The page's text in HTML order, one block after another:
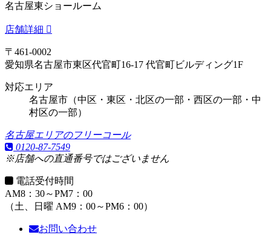
名古屋東ショールーム
店舗詳細
〒461-0002
愛知県名古屋市東区代官町16-17 代官町ビルディング1F
対応エリア
名古屋市（中区・東区・北区の一部・西区の一部・中
村区の一部）
名古屋エリアのフリーコール
0120-87-7549
※店舗への直通番号ではございません
電話受付時間
AM8：30～PM7：00
（土、日曜 AM9：00～PM6：00）
お問い合わせ